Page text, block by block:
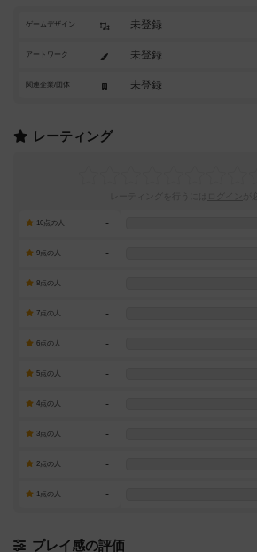
ゲームデザイン 未登録
アートワーク 未登録
関連企業/団体 未登録
レーティング
10点の人 -
9点の人 -
8点の人 -
7点の人 -
6点の人 -
5点の人 -
4点の人 -
3点の人 -
2点の人 -
1点の人 -
プレイ感の評価